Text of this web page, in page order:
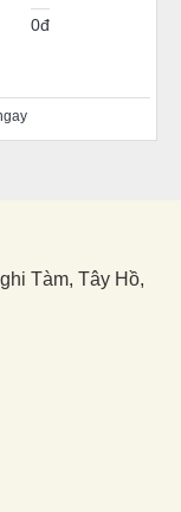
0đ
Tàm, Tây Hồ,